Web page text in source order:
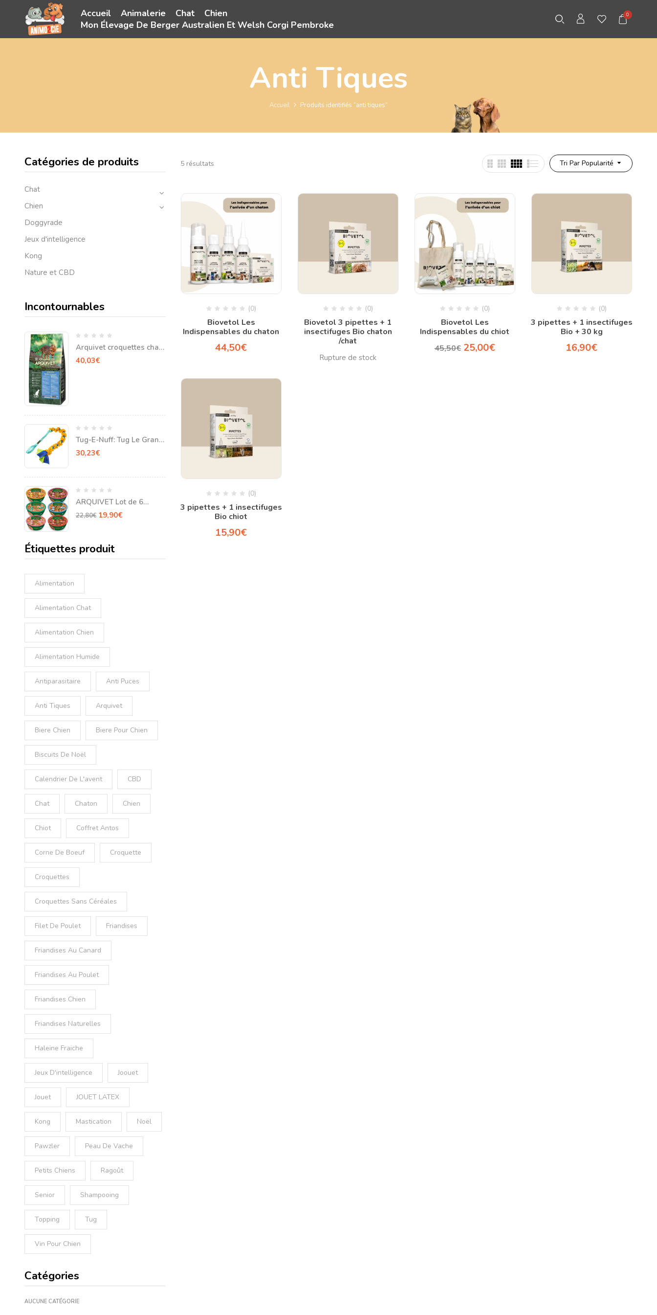
Accueil Animalerie Chat
Chien
Mon Élevage De Berger Australien Et Welsh Corgi Pembroke
0
Anti Tiques
Accueil Produits identifiés “anti tiques”
Catégories de produits
Chat
Chien
Doggyrade
Jeux d'intelligence
Kong
Nature et CBD
Incontournables
Arquivet croquettes chat
stérilisé 7 kg
40,03€
Tug-E-Nuff: Tug Le Grand
Tourbillon pour chien
30,23€
ARQUIVET Lot de 6
ragoûts FreshHome
22,80€ 19,90€
Étiquettes produit
Alimentation
Alimentation Chat
Alimentation Chien
Alimentation Humide
Antiparasitaire Anti Puces
Anti Tiques Arquivet
Biere Chien Biere Pour Chien
Biscuits De Noël
Calendrier De L'avent CBD
Chat Chaton Chien
Chiot Coffret Antos
Corne De Boeuf Croquette
Croquettes
Croquettes Sans Céréales
Filet De Poulet Friandises
Friandises Au Canard
Friandises Au Poulet
Friandises Chien
Friandises Naturelles
Haleine Fraiche
Jeux D'intelligence Joouet
Jouet JOUET LATEX
Kong Mastication Noël
Pawzler Peau De Vache
Petits Chiens Ragoût
Senior Shampooing
Topping Tug
Vin Pour Chien
Catégories
AUCUNE CATÉGORIE
Tri Par Popularité
5 résultats
(0)
Biovetol Les
Indispensables du chaton
44,50€
(0)
Biovetol 3 pipettes + 1
insectifuges Bio chaton
/chat
(0)
Biovetol Les
Indispensables du chiot
45,50€ 25,00€
(0)
3 pipettes + 1 insectifuges
Bio + 30 kg
16,90€
(0)
3 pipettes + 1 insectifuges
Bio chiot
15,90€